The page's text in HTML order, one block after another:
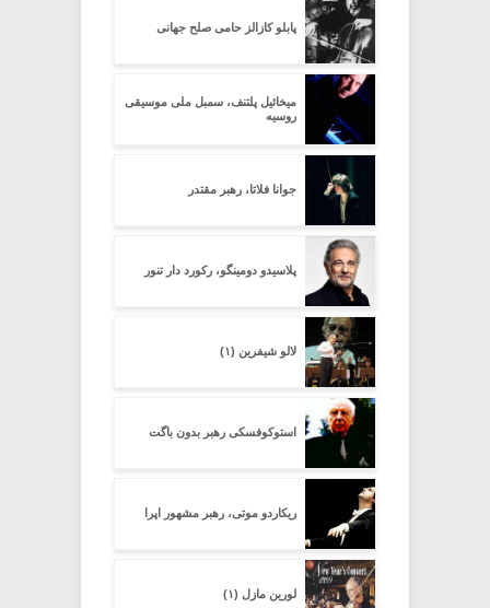
پابلو کازالز حامی صلح جهانی
میخائیل پلتنف، سمبل ملی موسیقی
روسیه
جوانا فلاتا، رهبر مقتدر
پلاسیدو دومینگو، رکورد دار تنور
لالو شیفرین (۱)
استوکوفسکی رهبر بدون باگت
ریکاردو موتی، رهبر مشهور اپرا
لورین مازل (۱)